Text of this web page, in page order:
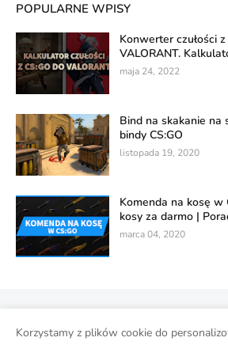
POPULARNE WPISY
Konwerter czułości z
VALORANT.
maja 24, 2022
Bind na skakanie na
bindy CS:GO
listopada 19, 2020
Komenda na kosę w
kosy za darmo |
marca 04, 2020
Wykorzystanie danych w usługach
Korzystamy z plików cookie do